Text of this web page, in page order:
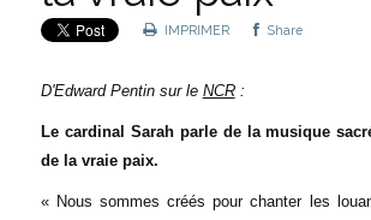
IMPRIMER Share
D'Edward Pentin sur le NCR:
Le cardinal Sarah parle de la musique
de la vraie paix.
« Nous sommes créés pour chanter les